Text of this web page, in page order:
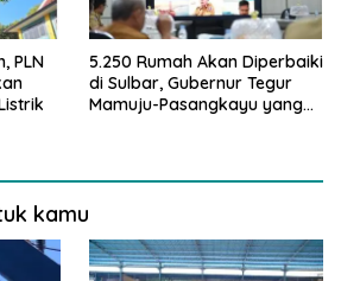
PLN
5.250 Rumah Akan Diperbaiki
di Sulbar, Gubernur Tegur
Mamuju-Pasangkayu yang
kamu